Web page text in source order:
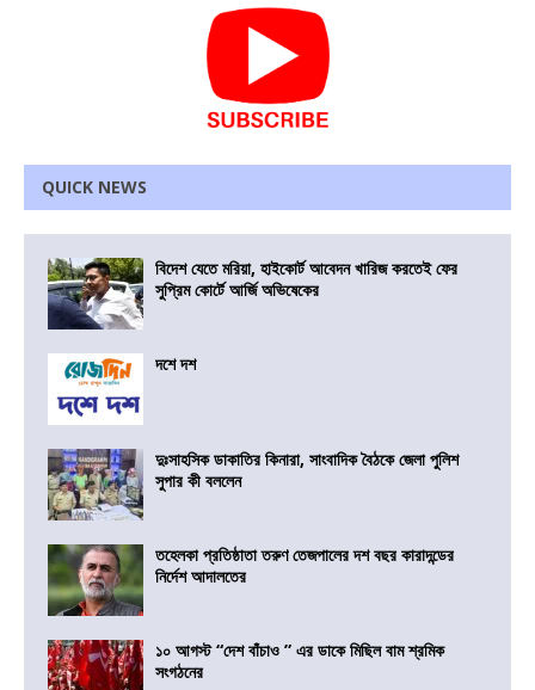
QUICK NEWS
বিদেশ যেতে মরিয়া, হাইকোর্ট আবেদন খারিজ করতেই ফের
সুপ্রিম কোর্টে আর্জি অভিষেকের
দশে দশ
দুঃসাহসিক ডাকাতির কিনারা, সাংবাদিক বৈঠকে জেলা পুলিশ
সুপার কী বললেন
তহেলকা প্রতিষ্ঠাতা তরুণ তেজপালের দশ বছর কারাদন্ডের
নির্দেশ আদালতের
১০ আগস্ট “দেশ বাঁচাও ” এর ডাকে মিছিল বাম শ্রমিক
সংগঠনের